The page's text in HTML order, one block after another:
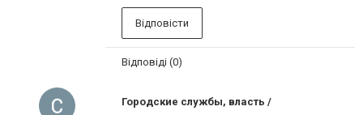
Відповісти
Відповіді (0)
Городские службы, власть /